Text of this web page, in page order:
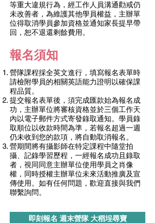
等重大違規行為，經工作人員溝通勸戒仍
未改善者，為維護其他學員權益，主辦單
位得取消學員參加資格並通知家長提早帶
回，恕不退還剩餘費用。
報名須知
營隊課程採全英文進行，填寫報名表單時
請檢附學員的相關英語能力證明以確保課
程品質。
提交報名表單後，須完成匯款始為報名成
功，主辦單位將審核資格並於三個工作天
內以電子郵件方式寄發錄取通知。學員錄
取順位以收款時間為準，若報名超過一週
仍未收到您的款項，將自動取消報名。
營期間將有攝影師在特定課程中隨堂拍
攝、記錄學習歷程，一經報名成功且錄取
者，視同同意主辦單位使用學員之肖像
權，同時授權主辦單位未來活動推廣及宣
傳使用。如有任何問題，歡迎直接與我們
聯繫詢問。
即刻報名 週末營隊 大稻埕尋寶